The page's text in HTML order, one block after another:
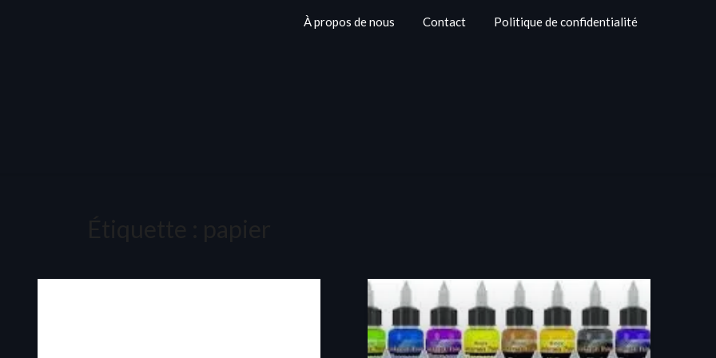
À propos de nous Contact Politique de confidentialité